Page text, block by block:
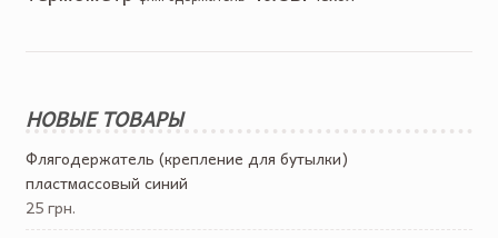
НОВЫЕ ТОВАРЫ
Флягодержатель (крепление для бутылки)
пластмассовый синий
25 грн.